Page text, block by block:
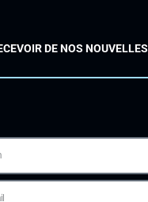
DE NOS NOUVELLES